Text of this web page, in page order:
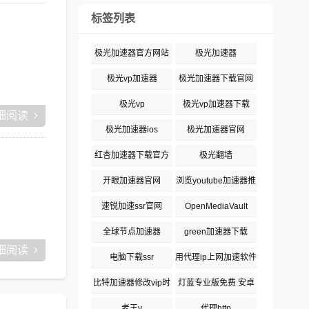
阅读
阅读
标签列表
极光加速器官方网站 极光加速器
极光vp加速器 极光加速器下载官网
极光vp 极光vp加速器下载
极光加速器ios 极光加速器官网
红杏加速器下载官方 极光翻墙
开眼加速器官网 浏览youtube加速器推
荐
速锐加速ssr官网 OpenMediaVault
全球节点加速器 green加速器下载
电脑下载ssr 用代理ip上网加速软件
比特加速器修改vip时
长
灯蓝专业版免费 安卓